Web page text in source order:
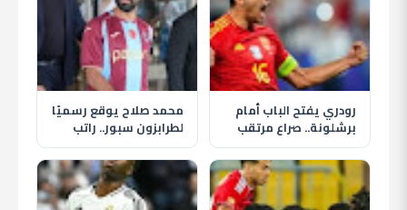
رودري يفتح الباب أمام
برشلونة.. صراع مرتقب
مع ريال مدريد على نجم
مانشستر سيتي
محمد صلاح يوقع رسميًا
لطرابزون سبور.. راتب
ضخم ومكافآت وعائدات
من المنتجات